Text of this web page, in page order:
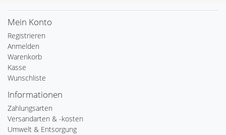
Mein Konto
Registrieren
Anmelden
Warenkorb
Kasse
Wunschliste
Informationen
Zahlungsarten
Versandarten & -kosten
Umwelt & Entsorgung